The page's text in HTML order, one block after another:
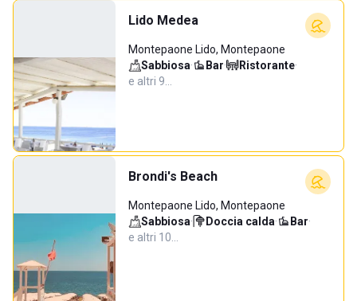
Lido Medea
Montepaone Lido, Montepaone
Sabbiosa· Bar· Ristorante·
e altri 9…
Brondi's Beach
Montepaone Lido, Montepaone
Sabbiosa· Doccia calda· Bar·
e altri 10…